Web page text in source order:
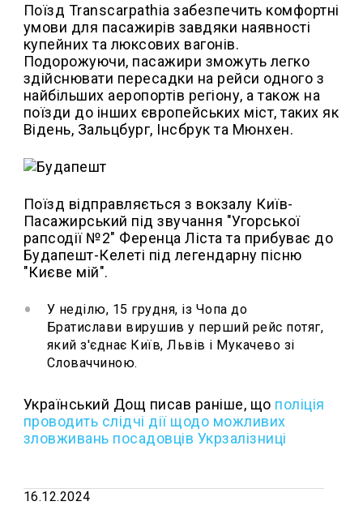
Поїзд Transcarpathia забезпечить комфортні
умови для пасажирів завдяки наявності
купейних та люксових вагонів.
Подорожуючи, пасажири зможуть легко
здійснювати пересадки на рейси одного з
найбільших аеропортів регіону, а також на
поїзди до інших європейських міст, таких як
Відень, Зальцбург, Інсбрук та Мюнхен.
Поїзд відправляється з вокзалу Київ-
Пасажирський під звучання "Угорської
рапсодії №2" Ференца Ліста та прибуває до
Будапешт-Келеті під легендарну пісню
"Києве мій".
У неділю, 15 грудня, із Чопа до
Братислави вирушив у перший рейс потяг,
який з'єднає Київ, Львів і Мукачево зі
Словаччиною.
Український Дощ писав раніше, що поліція
проводить слідчі дії щодо можливих
зловживань посадовців Укрзалізниці
16.12.2024